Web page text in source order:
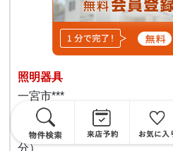
照明器具
一宮市***
名鉄名古屋本線 名鉄一宮駅
（バス ***分 名鉄バス 中島通
分）